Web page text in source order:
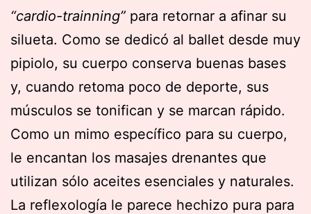
“cardio-trainning” para retornar a afinar su
silueta. Como se dedicó al ballet desde muy
pipiolo, su cuerpo conserva buenas bases
y, cuando retoma poco de deporte, sus
músculos se tonifican y se marcan rápido.
Como un mimo específico para su cuerpo,
le encantan los masajes drenantes que
utilizan sólo aceites esenciales y naturales.
La reflexología le parece hechizo pura para